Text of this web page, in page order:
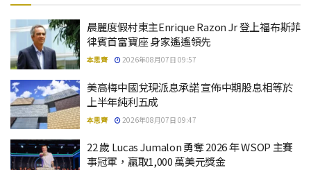
晨麗度假村東主Enrique Razon Jr 登上福布斯菲
律賓首富寶座 身家遙遙領先
本思齊 2026年08月07日 09:57
美高梅中國兌現派息承諾 宣佈中期股息相等於
上半年純利五成
本思齊 2026年08月07日 09:47
22 歲 Lucas Jumalon 勇奪 2026 年 WSOP 主賽
事冠軍，贏取1,000 萬美元獎金